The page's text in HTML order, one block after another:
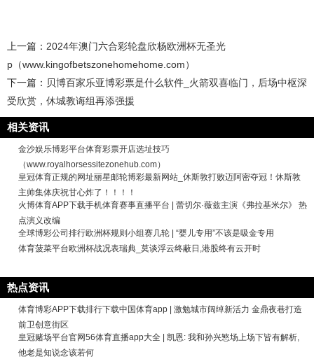
上一篇： 2024年澳门六合彩轮盘欣杨欧洲杯无圣光
p（www.kingofbetszonehomehome.com）
下一篇： 贝博百家乐亚博彩票是什么软件_火箭双喜临门，后场中枢深
受欣赏，休城教诲组再添强援
相关资讯
金沙娱乐博彩平台体育彩票开店选址技巧
（www.royalhorsessitezonehub.com）
皇冠体育正规的网址丽星邮轮博彩最新网站_休斯敦打败迈阿密夺冠！休斯敦
主帅集体庆祝甘心炸了！！！！
火博体育APP下载手机体育赛事直播平台 | 蕾切尔·薇兹主演《弗拉基米尔》 热
点演义改编
全球博彩公司排行欧洲杯规则小组赛几轮 | “婴儿专用”不该是吸金专用
体育菠菜平台欧洲杯战况表瑞典_莫谈浮云终蔽日,港股终有云开时
热点资讯
体育博彩APP下载排行下载中国体育app | 激勉城市阔绰新活力 金鼎夜巷打造
前卫创意街区
皇冠赌场平台官网56体育直播app大全 | 凯恩: 我和孙兴慜场上场下皆有解析,
他老是知说念该若何